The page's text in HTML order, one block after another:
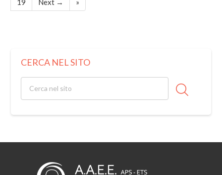
19
Next → »
CERCA NEL SITO